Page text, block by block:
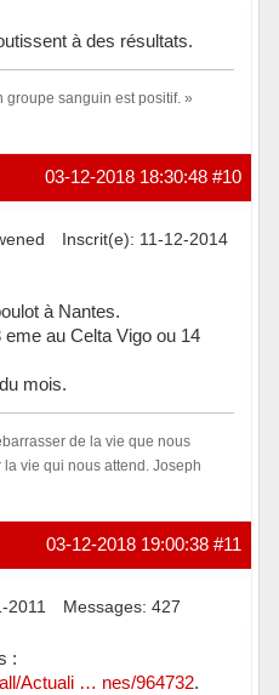
à des résultats.
groupe sanguin est positif. »
#10
03-12-2018 18:30:48
Inscrit(e): 11-12-2014
à Nantes.
au Celta Vigo ou 14
mois.
de la vie que nous
vie qui nous attend. Joseph
#11
03-12-2018 19:00:38
2011 Messages: 427
:
Actuali … nes/964732.